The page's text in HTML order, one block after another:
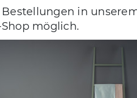
in
möglich.